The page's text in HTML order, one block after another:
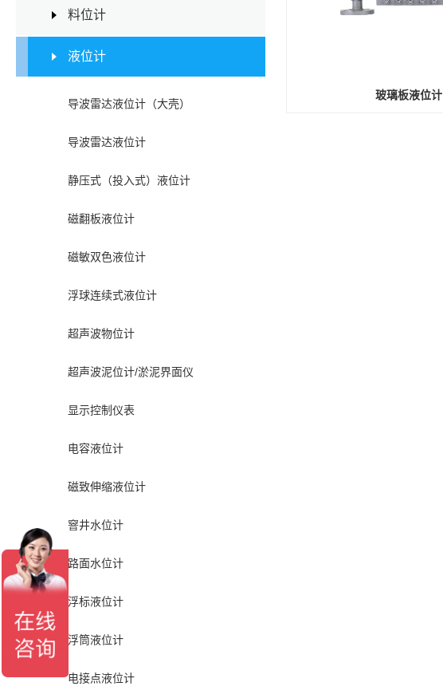
料位计
液位计
导波雷达液位计（大壳）
导波雷达液位计
静压式（投入式）液位计
磁翻板液位计
磁敏双色液位计
浮球连续式液位计
超声波物位计
超声波泥位计/淤泥界面仪
显示控制仪表
电容液位计
磁致伸缩液位计
窨井水位计
路面水位计
浮标液位计
浮筒液位计
电接点液位计
玻璃板液位计